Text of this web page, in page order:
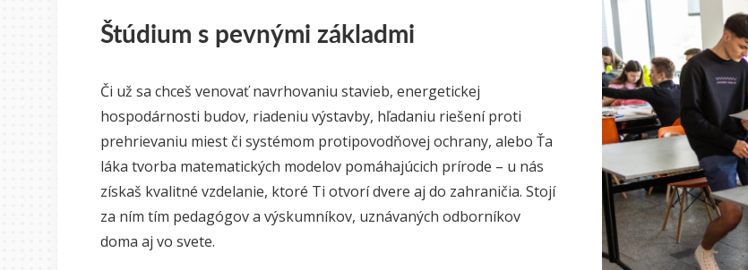
Štúdium s pevnými základmi
Či už sa chceš venovať navrhovaniu stavieb, energetickej
hospodárnosti budov, riadeniu výstavby, hľadaniu riešení proti
prehrievaniu miest či systémom protipovodňovej ochrany, alebo Ťa
láka tvorba matematických modelov pomáhajúcich prírode – u nás
získaš kvalitné vzdelanie, ktoré Ti otvorí dvere aj do zahraničia. Stojí
za ním tím pedagógov a výskumníkov, uznávaných odborníkov
doma aj vo svete.